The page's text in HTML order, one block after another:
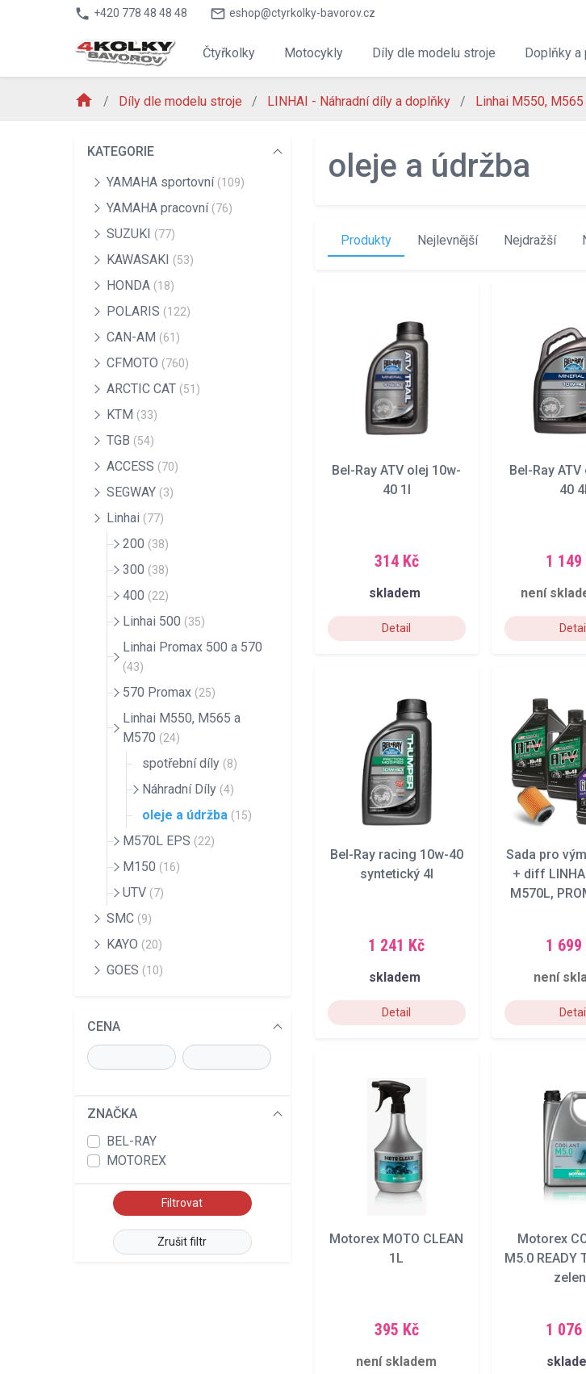
phone +420 778 48 48 48 mail_outline eshop@ctyrkolky-bavorov.cz
Čtyřkolky Motocykly Díly dle modelu stroje Doplňky
home Díly dle modelu stroje LINHAI - Náhradní díly a doplňky Linhai M550,
KATEGORIE
YAMAHA sportovní (109)
YAMAHA pracovní (76)
SUZUKI (77)
KAWASAKI (53)
HONDA (18)
POLARIS (122)
CAN-AM (61)
CFMOTO (760)
ARCTIC CAT (51)
KTM (33)
TGB (54)
ACCESS (70)
SEGWAY (3)
Linhai (77)
200 (38)
300 (38)
400 (22)
Linhai 500 (35)
Linhai Promax 500 a 570
(43)
570 Promax (25)
Linhai M550, M565 a
M570 (24)
spotřební díly (8)
Náhradní Díly (4)
oleje a údržba (15)
M570L EPS (22)
M150 (16)
UTV (7)
SMC (9)
KAYO (20)
GOES (10)
CENA
ZNAČKA
BEL-RAY
MOTOREX
Zrušit filtr
oleje a údržba
Produkty Nejlevnější Nejdražší
Bel-Ray ATV olej 10w-
40 1l
314 Kč
skladem
Detail
Bel-Ray
40 4l
1 149
není
Detail
Bel-Ray racing 10w-40
syntetický 4l
1 241 Kč
skladem
Detail
Sada pro
+ diff
M570L,
1 699
není
Detail
Motorex MOTO CLEAN
1L
395 Kč
není skladem
Motorex
M5.0 READY
1 076